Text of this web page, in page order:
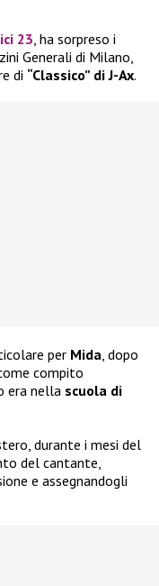
23 , ha sorpreso i
Generali di Milano,
di “Classico” di J-Ax.
per Mida , dopo
compito
era nella scuola di
durante i mesi del
del cantante,
e assegnandogli